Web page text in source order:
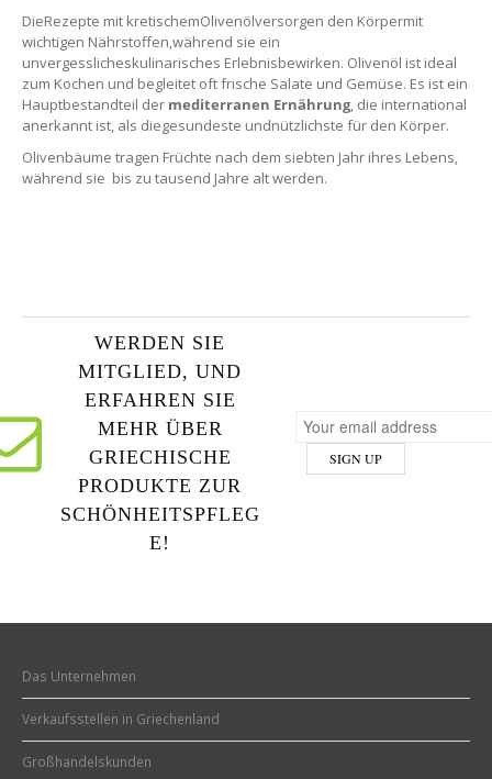
DieRezepte mit kretischemOlivenölversorgen den Körpermit
wichtigen Nährstoffen,während sie ein
unvergesslicheskulinarisches Erlebnisbewirken. Olivenöl ist ideal
zum Kochen und begleitet oft frische Salate und Gemüse. Es ist ein
Hauptbestandteil der mediterranen Ernährung, die international
anerkannt ist, als diegesundeste undnützlichste für den Körper.
Olivenbäume tragen Früchte nach dem siebten Jahr ihres Lebens,
während sie bis zu tausend Jahre alt werden.
WERDEN SIE
MITGLIED, UND
ERFAHREN SIE
MEHR ÜBER
GRIECHISCHE
PRODUKTE ZUR
SCHÖNHEITSPFLEG
E!
Das Unternehmen
Verkaufsstellen in Griechenland
Großhandelskunden